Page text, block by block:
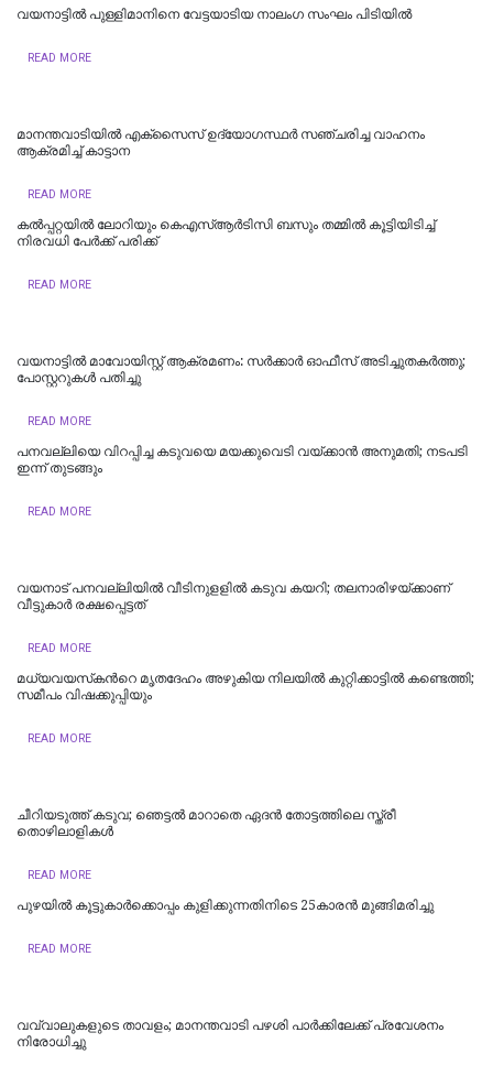
വയനാട്ടിൽ പുള്ളിമാനിനെ വേട്ടയാടിയ നാലംഗ സംഘം പിടിയിൽ
READ MORE
മാനന്തവാടിയില്‍ എക്സൈസ് ഉദ്യോഗസ്ഥര്‍ സഞ്ചരിച്ച വാഹനം
ആക്രമിച്ച് കാട്ടാന
READ MORE
കൽപ്പറ്റയിൽ ലോറിയും കെഎസ്ആർടിസി ബസും തമ്മിൽ കൂട്ടിയിടിച്ച്
നിരവധി പേർക്ക് പരിക്ക്
READ MORE
വയനാട്ടില്‍ മാവോയിസ്റ്റ് ആക്രമണം: സര്‍ക്കാര്‍ ഓഫീസ് അടിച്ചുതകര്‍ത്തു;
പോസ്റ്ററുകള്‍ പതിച്ചു
READ MORE
പനവല്ലിയെ വിറപ്പിച്ച കടുവയെ മയക്കുവെടി വയ്ക്കാന്‍ അനുമതി; നടപടി
ഇന്ന് തുടങ്ങും
READ MORE
വയനാട് പനവല്ലിയില്‍ വീടിനുളളില്‍ കടുവ കയറി; തലനാരിഴയ്ക്കാണ്
വീട്ടുകാര്‍ രക്ഷപ്പെട്ടത്
READ MORE
മധ്യവയസ്‌കന്‍റെ മൃതദേഹം അഴുകിയ നിലയില്‍ കുറ്റിക്കാട്ടില്‍ കണ്ടെത്തി;
സമീപം വിഷക്കുപ്പിയും
READ MORE
ചീറിയടുത്ത് കടുവ; ഞെട്ടല്‍ മാറാതെ ഏദന്‍ തോട്ടത്തിലെ സ്ത്രീ
തൊഴിലാളികള്‍
READ MORE
പുഴയില്‍ കൂട്ടുകാര്‍ക്കൊപ്പം കുളിക്കുന്നതിനിടെ 25കാരന്‍ മുങ്ങിമരിച്ചു
READ MORE
വവ്വാലുകളുടെ താവളം; മാനന്തവാടി പഴശി പാര്‍ക്കിലേക്ക് പ്രവേശനം
നിരോധിച്ചു